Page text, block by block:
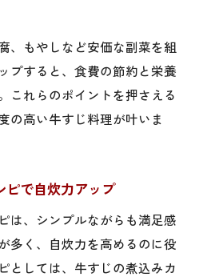
、もやしなど安価な副菜を組
プすると、食費の節約と栄養
これらのポイントを押さえる
の高い牛すじ料理が叶いま
ピで自炊力アップ
は、シンプルながらも満足感
多く、自炊力を高めるのに役
としては、牛すじの煮込みカ